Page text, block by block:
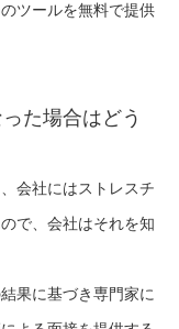
ツールを無料で提供
た場合はどう
会社にはストレスチ
で、会社はそれを知
果に基づき専門家に